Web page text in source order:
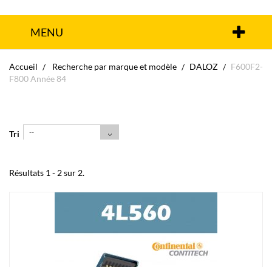
MENU
Accueil Recherche par marque et modèle DALOZ
F600F2-
F800 Année 84
Tri --
Résultats 1 - 2 sur 2.